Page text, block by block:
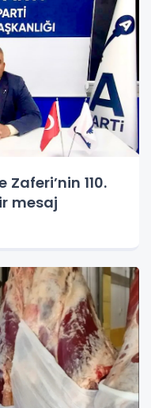
110.
mesaj